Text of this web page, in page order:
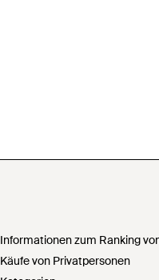
Informationen zum Ranking
Käufe von Privatpersonen